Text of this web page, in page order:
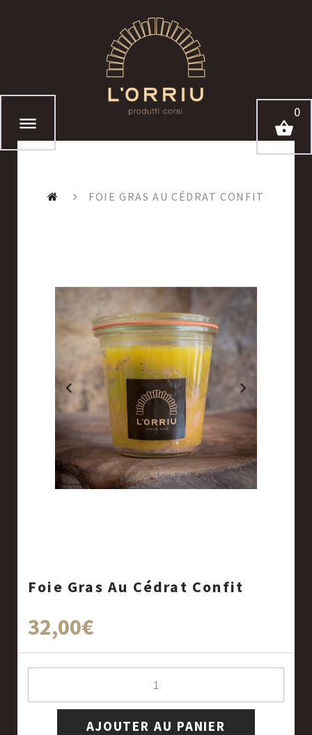
0
FOIE GRAS AU CÉDRAT CONFIT
Foie Gras Au Cédrat Confit
32,00€
AJOUTER AU PANIER